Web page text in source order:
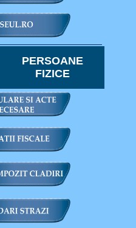
PERSOANE
FIZICE